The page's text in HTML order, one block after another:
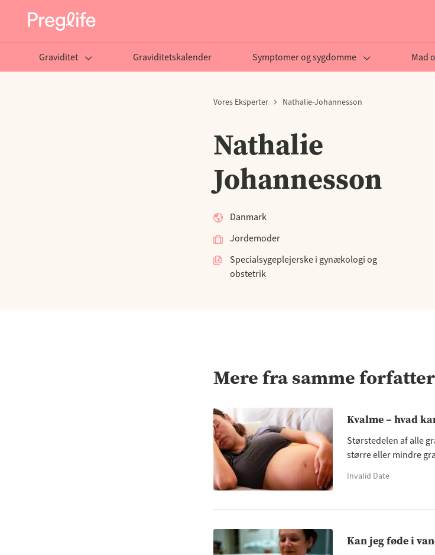
Graviditet Graviditetskalender Symptomer og sygdomme Mad
Vores Eksperter Nathalie-Johannesson
Nathalie
Johannesson
Danmark
Jordemoder
Specialsygeplejerske i gynækologi og
obstetrik
Mere fra samme forfatter
Kvalme – hvad
Størstedelen af alle
større eller mindre
Invalid Date
Kan jeg føde i